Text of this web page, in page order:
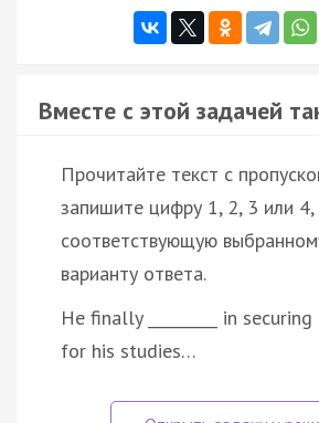
Вместе с этой задачей
Прочитайте текст с
запишите цифру 1, 2, 3 или 4,
соответствующую
варианту ответа.
He finally _________ in
for his studies…